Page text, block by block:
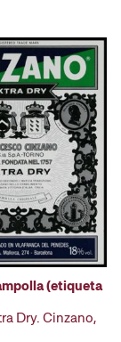
(etiqueta
Dry. Cinzano,